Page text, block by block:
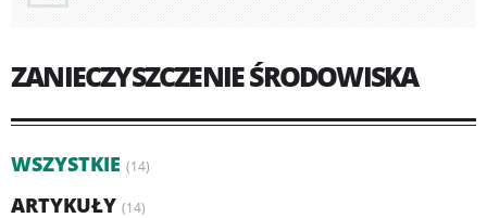
ZANIECZYSZCZENIE ŚRODOWISKA
WSZYSTKIE (14)
ARTYKUŁY (14)